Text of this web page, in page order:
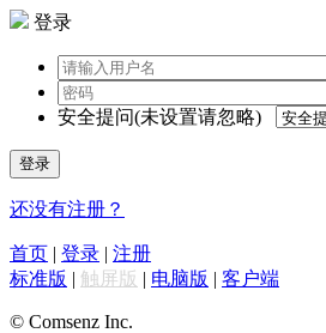
登录
安全提问(未设置请忽略)
登录
还没有注册？
首页 | 登录 | 注册
标准版 | 触屏版 | 电脑版 | 客户端
© Comsenz Inc.